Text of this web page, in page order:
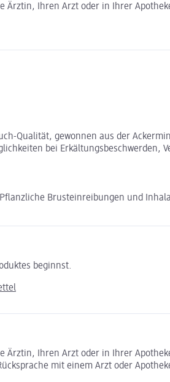
Ärztin, Ihren Arzt oder in Ihrer
Qualität, gewonnen aus der
bei Erkältungsbeschwerden,
Pflanzliche Brusteinreibungen und
beginnst.
Ärztin, Ihren Arzt oder in Ihrer
mit einem Arzt oder